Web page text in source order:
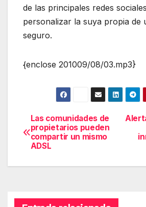
de las principales redes
personalizar la suya propia de
seguro.
{enclose 201009/08/03.mp3}
Navegación
de
entradas
Las comunidades de
propietarios pueden
compartir un mismo
ADSL